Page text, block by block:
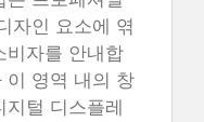
자인 요소에 엮
비자를 안내합
이 영역 내의 창
털 디스플레